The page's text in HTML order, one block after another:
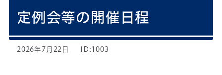
定例会等の開催日程
2026年7月22日 ID:1003